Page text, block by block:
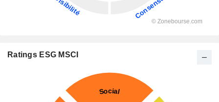
Ratings ESG MSCI